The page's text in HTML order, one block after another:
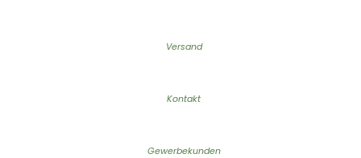
Versand
Kontakt
Gewerbekunden